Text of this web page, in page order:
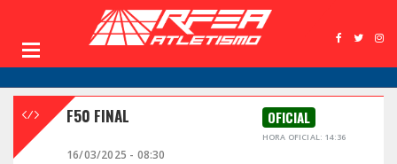
F50 FINAL OFICIAL
HORA OFICIAL: 14:36
16/03/2025 - 08:30